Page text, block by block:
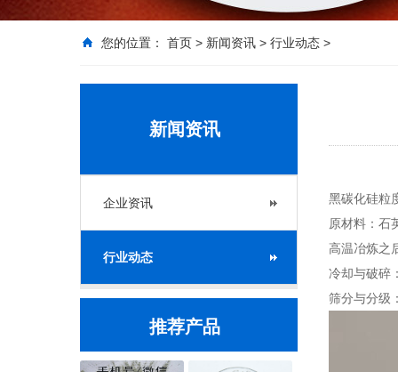
您的位置： 首页 > 新闻资讯 > 行业动态 >
新闻资讯
企业资讯
行业动态
推荐产品
黑碳化硅粒
原材料：石
高温冶炼之
冷却与破碎
筛分与分级